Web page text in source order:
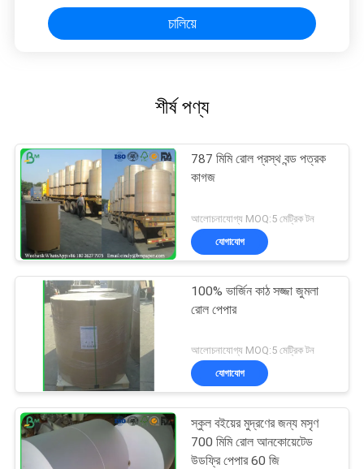
চালিয়ে
শীর্ষ পণ্য
787 মিমি রোল প্রস্থ বন্ড পত্রক
কাগজ
আলোচনাযোগ্য MOQ:5 মেট্রিক টন
যোগাযোগ
100% ভার্জিন কাঠ সজ্জা জুমলা
রোল পেপার
আলোচনাযোগ্য MOQ:5 মেট্রিক টন
যোগাযোগ
স্কুল বইয়ের মুদ্রণের জন্য মসৃণ
700 মিমি রোল আনকোয়েটেড
উডফ্রি পেপার 60 জি